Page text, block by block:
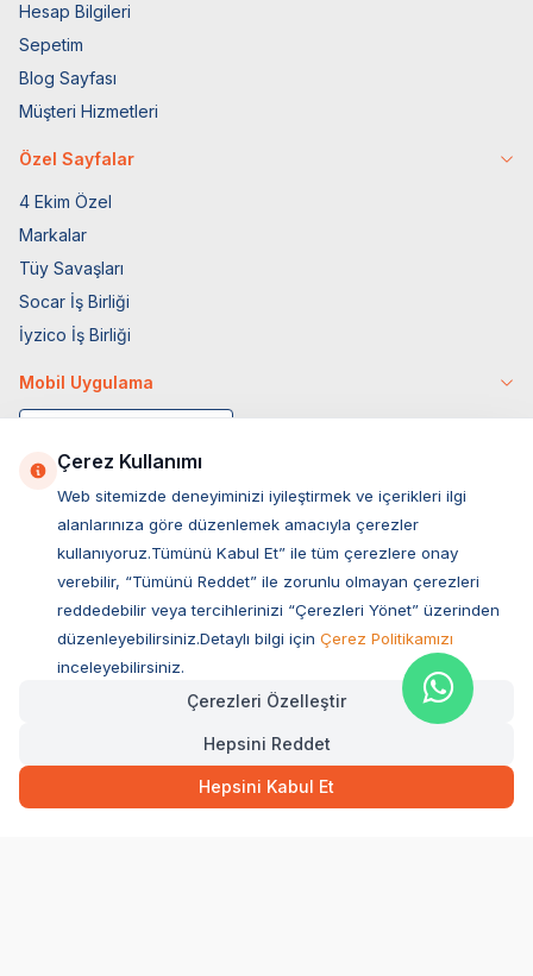
4.899,00TL Hızlı Teslimat Kargo Bedava
SEPETE EKLE
Hesap Bilgileri
Sepetim
Blog Sayfası
Müşteri Hizmetleri
Özel Sayfalar
4 Ekim Özel
Markalar
Tüy Savaşları
Socar İş Birliği
İyzico İş Birliği
Mobil Uygulama
Müşteri Hizmetleri
Sıkça Sorulan Sorular
Ovacık Mah. Hacıoğlu Sok. No:13 Başiskele / KOCAELİ
Müşteri Destek Hattı
Çerez Kullanımı
Web sitemizde deneyiminizi iyileştirmek ve içerikleri ilgi
alanlarınıza göre düzenlemek amacıyla çerezler
kullanıyoruz.Tümünü Kabul Et” ile tüm çerezlere onay
verebilir, “Tümünü Reddet” ile zorunlu olmayan çerezleri
reddedebilir veya tercihlerinizi “Çerezleri Yönet” üzerinden
düzenleyebilirsiniz.Detaylı bilgi için Çerez Politikamızı
inceleyebilirsiniz.
Çerezleri Özelleştir
Hepsini Reddet
Hepsini Kabul Et